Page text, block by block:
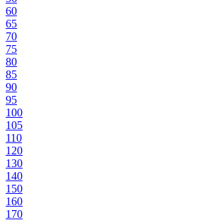
60
65
70
75
80
85
90
95
100
105
110
120
130
140
150
160
170